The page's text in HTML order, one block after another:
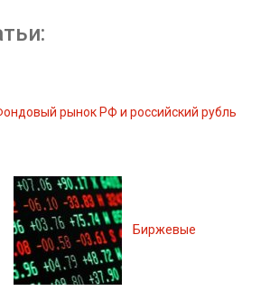
рынок РФ и российский рубль
Биржевые